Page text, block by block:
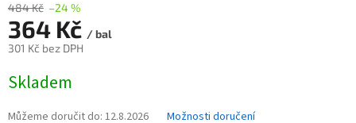
484 Kč –24 %
364 Kč / bal
301 Kč bez DPH
cena:
Skladem
Můžeme doručit do: 12.8.2026 Možnosti doručení